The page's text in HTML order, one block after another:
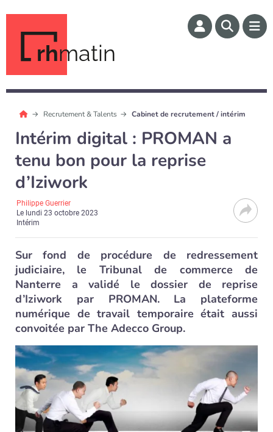
rhmatin
Recrutement & Talents Cabinet de recrutement / intérim
Intérim digital : PROMAN a
tenu bon pour la reprise
d’Iziwork
Philippe Guerrier
Le lundi 23 octobre 2023
Intérim
Sur fond de procédure de redressement
judiciaire, le Tribunal de commerce de
Nanterre a validé le dossier de reprise
d’Iziwork par PROMAN. La plateforme
numérique de travail temporaire était aussi
convoitée par The Adecco Group.